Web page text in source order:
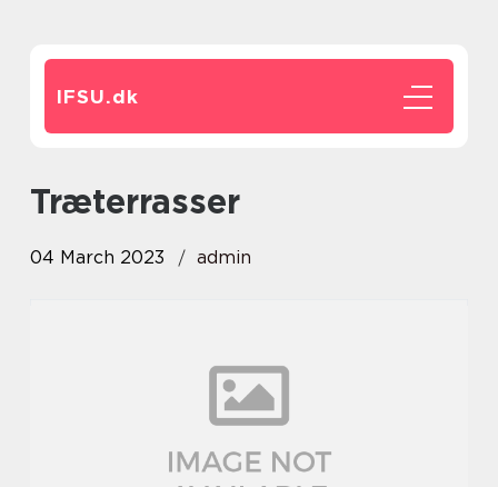
IFSU.dk
Træterrasser
04 March 2023 admin